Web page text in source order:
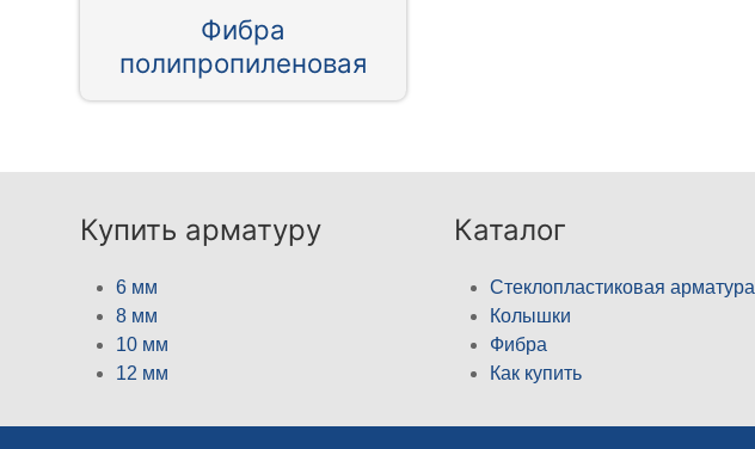
Фибра
полипропиленовая
Купить арматуру
6 мм
8 мм
10 мм
12 мм
Каталог
Стеклопластиковая арматура
Колышки
Фибра
Как купить